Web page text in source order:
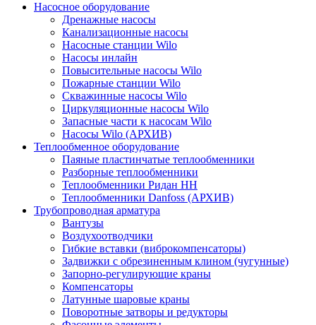
Насосное оборудование
Дренажные насосы
Канализационные насосы
Насосные станции Wilo
Насосы инлайн
Повысительные насосы Wilo
Пожарные станции Wilo
Скважинные насосы Wilo
Циркуляционные насосы Wilo
Запасные части к насосам Wilo
Насосы Wilo (АРХИВ)
Теплообменное оборудование
Паяные пластинчатые теплообменники
Разборные теплообменники
Теплообменники Ридан НН
Теплообменники Danfoss (АРХИВ)
Трубопроводная арматура
Вантузы
Воздухоотводчики
Гибкие вставки (виброкомпенсаторы)
Задвижки с обрезиненным клином (чугунные)
Запорно-регулирующие краны
Компенсаторы
Латунные шаровые краны
Поворотные затворы и редукторы